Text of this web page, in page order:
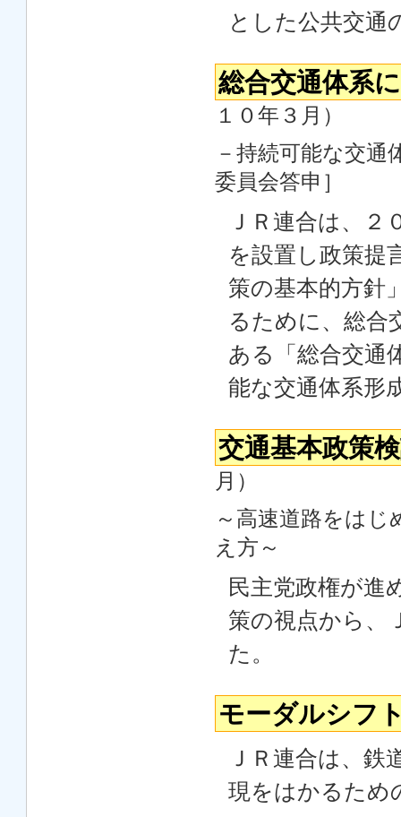
とした公共交通
総合交通体系
１０年３月）
－持続可能な交通
委員会答申］
ＪＲ連合は、２
を設置し政策提
策の基本的方針
るために、総合
ある「総合交通
能な交通体系形
交通基本政策
月）
～高速道路をはじ
え方～
民主党政権が進
策の視点から、
た。
モーダルシフ
ＪＲ連合は、鉄
現をはかるため